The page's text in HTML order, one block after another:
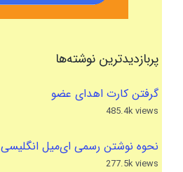
پربازدیدترین نوشته‌ها
گرفتن کارت اهدای عضو
485.4k views
نحوه نوشتن رسمی ای‌میل انگلیسی
277.5k views